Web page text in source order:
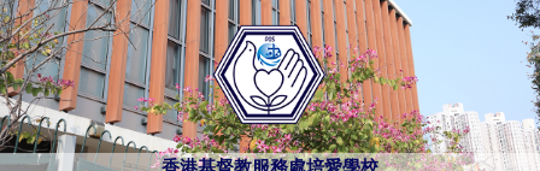
Skip
to
content
香港基督教服務處培愛學校